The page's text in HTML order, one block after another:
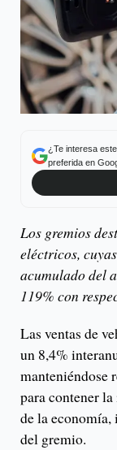
¿Te interesa
preferida en
Los gremios
eléctricos,
acumulado del
119% con
Las ventas de
un 8,4%
manteniéndose
para contener
de la economía,
del gremio.